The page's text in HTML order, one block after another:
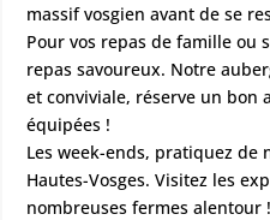
massif vosgien avant de se
Pour vos repas de famille ou
repas savoureux. Notre
et conviviale, réserve un bon
équipées !
Les week-ends, pratiquez de
Hautes-Vosges. Visitez les
nombreuses fermes alentour !